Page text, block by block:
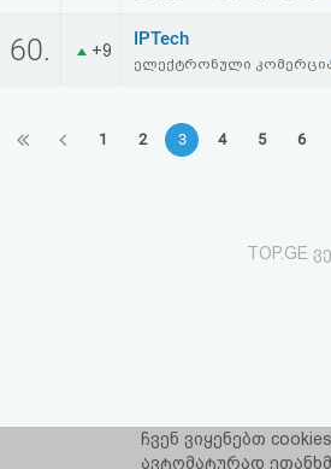
60. +9
IPTech
ელექტრონული
1 2 3 4 5 6
TOP.GE
ჩვენ ვიყენებთ
ავტომატურად